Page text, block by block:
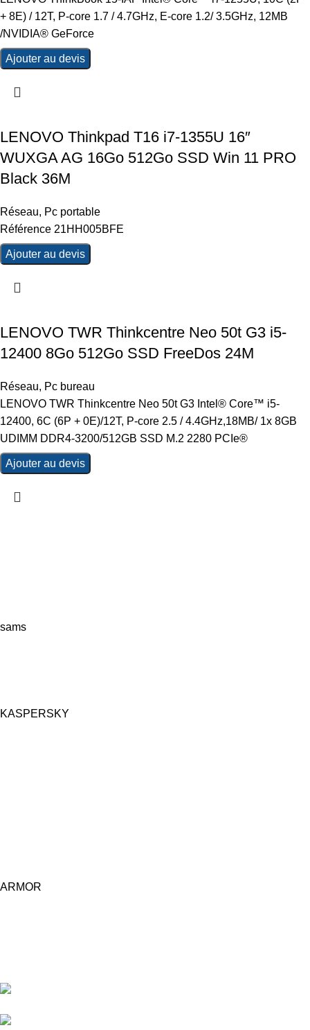
+ 8E) / 12T, P-core 1.7 / 4.7GHz, E-core 1.2/ 3.5GHz, 12MB
/NVIDIA® GeForce
Ajouter au devis
LENOVO Thinkpad T16 i7-1355U 16″
WUXGA AG 16Go 512Go SSD Win 11 PRO
Black 36M
Réseau, Pc portable
Référence 21HH005BFE
Ajouter au devis
LENOVO TWR Thinkcentre Neo 50t G3 i5-
12400 8Go 512Go SSD FreeDos 24M
Réseau, Pc bureau
LENOVO TWR Thinkcentre Neo 50t G3 Intel® Core™ i5-
12400, 6C (6P + 0E)/12T, P-core 2.5 / 4.4GHz,18MB/ 1x 8GB
UDIMM DDR4-3200/512GB SSD M.2 2280 PCIe®
Ajouter au devis
sams
KASPERSKY
ARMOR